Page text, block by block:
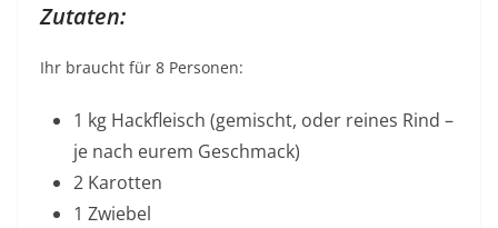
Zutaten:
Ihr braucht für 8 Personen:
1 kg Hackfleisch (gemischt, oder reines Rind –
je nach eurem Geschmack)
2 Karotten
1 Zwiebel